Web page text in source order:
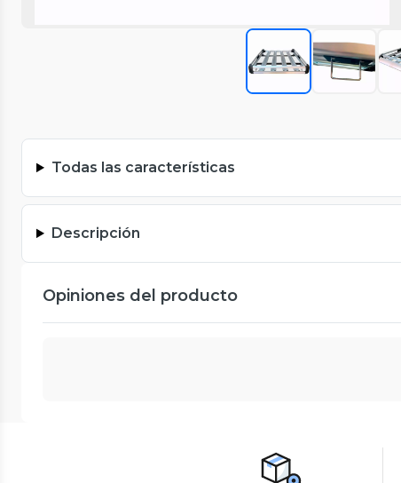
Todas las características
Descripción
Opiniones del producto